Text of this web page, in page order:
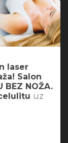
laser
Salon
BEZ NOŽA.
uz